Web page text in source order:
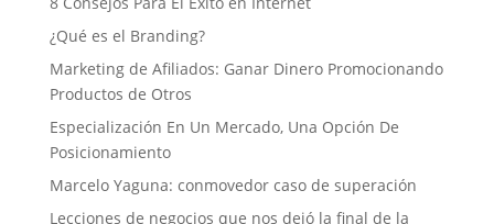
¿Qué es el Branding?
Marketing de Afiliados: Ganar Dinero Promocionando
Productos de Otros
Especialización En Un Mercado, Una Opción De
Posicionamiento
Marcelo Yaguna: conmovedor caso de superación
Lecciones de negocios que nos dejó la final de la